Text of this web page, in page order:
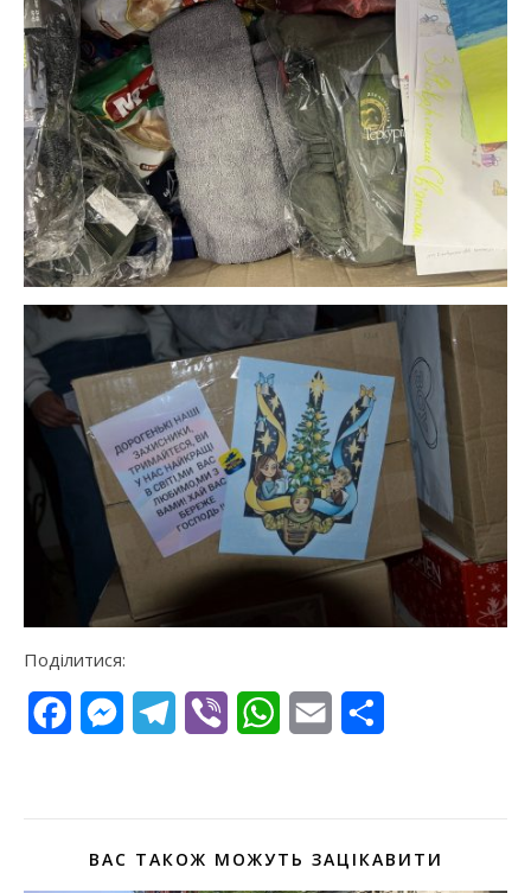
Поділитися:
FacebookMessengerTelegram
Viber WhatsApp
Email
ВАС ТАКОЖ МОЖУТЬ ЗАЦІКАВИТИ